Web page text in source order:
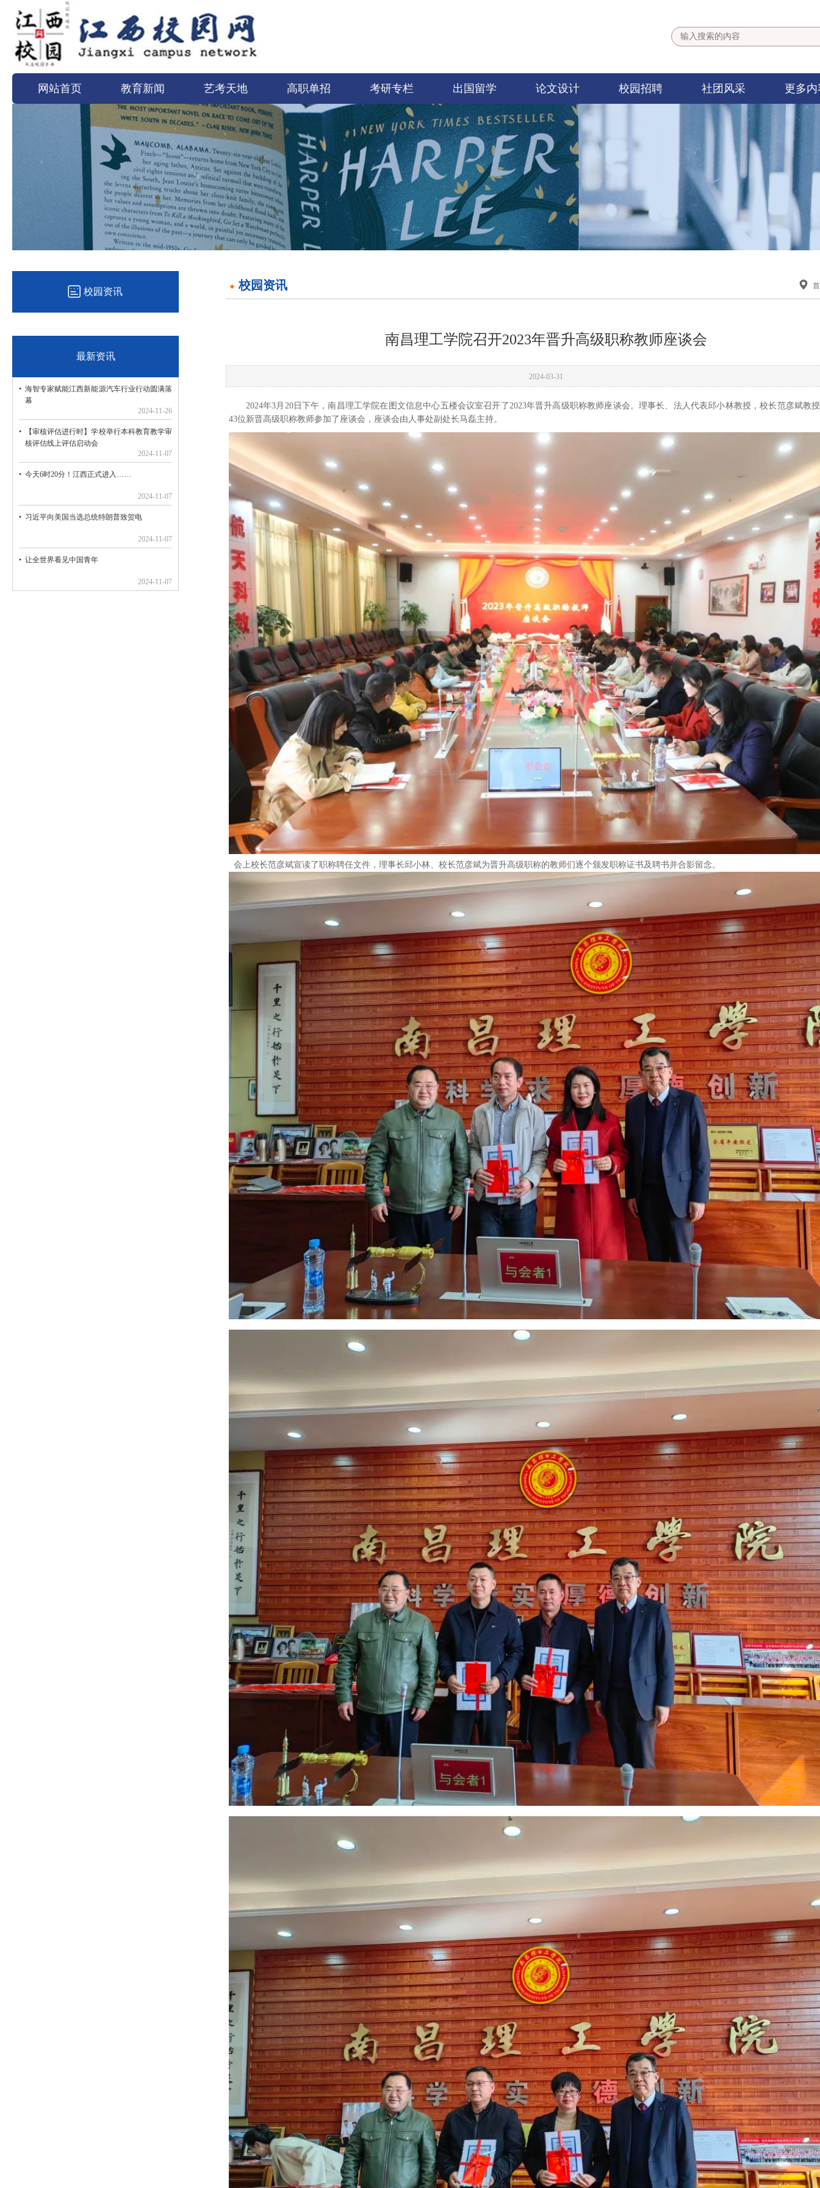
网站首页 教育新闻 艺考天地 高职单招 考研专栏 出国留学 论文设计 校园招聘 社团风采 更多内
校园资讯
最新资讯
海智专家赋能江西新能源汽车行业行动圆满落
幕
2024-11-26
【审核评估进行时】学校举行本科教育教学审
核评估线上评估启动会
2024-11-07
今天6时20分！江西正式进入……
2024-11-07
习近平向美国当选总统特朗普致贺电
2024-11-07
让全世界看见中国青年
2024-11-07
校园资讯
南昌理工学院召开2023年晋升高级职称教师座谈会
2024-03-31
2024年3月20日下午，南昌理工学院在图文信息中心五楼会议室召开了2023年晋升高级职称教师座谈会。理事长、法人代表邱小林教授，校长范彦斌教
43位新晋高级职称教师参加了座谈会，座谈会由人事处副处长马磊主持。
会上校长范彦斌宣读了职称聘任文件，理事长邱小林、校长范彦斌为晋升高级职称的教师们逐个颁发职称证书及聘书并合影留念。